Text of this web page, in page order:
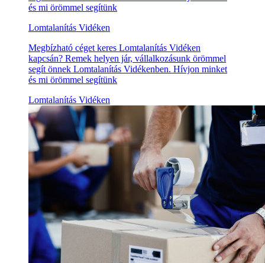
és mi örömmel segítünk
Lomtalanítás Vidéken
Megbízható céget keres Lomtalanítás Vidéken
kapcsán? Remek helyen jár, vállalkozásunk örömmel
segít önnek Lomtalanítás Vidékenben. Hívjon minket
és mi örömmel segítünk
Lomtalanítás Vidéken